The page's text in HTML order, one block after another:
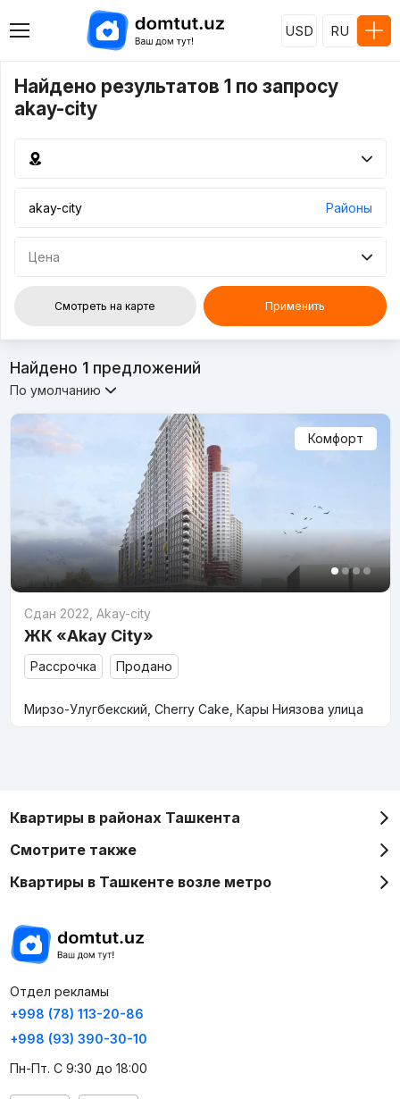
USD RU
Найдено результатов 1 по запросу
akay-city
Районы
Цена
Смотреть на карте Применить
Найдено 1предложений
По умолчанию
Комфорт
Сдан 2022 Akay-city
ЖК «Akay City»
Рассрочка Продано
Мирзо-Улугбекский, Cherry Cake, Кары Ниязова улица
Квартиры в районах Ташкента
Смотрите также
Квартиры в Ташкенте возле метро
Отдел рекламы
+998 (78) 113-20-86
+998 (93) 390-30-10
Пн-Пт. С 9:30 до 18:00